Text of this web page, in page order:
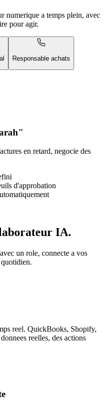
numerique a temps plein, avec
pour agir.
Responsable achats
en retard, negocie des
d'approbation
IA.
un role, connecte a vos
reel. QuickBooks, Shopify,
reelles, des actions